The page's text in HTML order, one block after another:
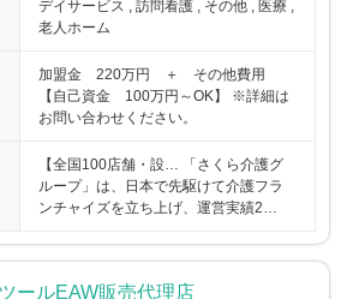
デイサービス , 訪問看護 , その他 , 医療 ,
老人ホーム
加盟金 220万円 ＋ その他費用
【自己資金 100万円～OK】 ※詳細は
お問い合わせください。
【全国100店舗・設… 「さくら介護グ
ループ」は、日本で先駆けて介護フラ
ンチャイズを立ち上げ、運営実績2…
ールEAW販売代理店